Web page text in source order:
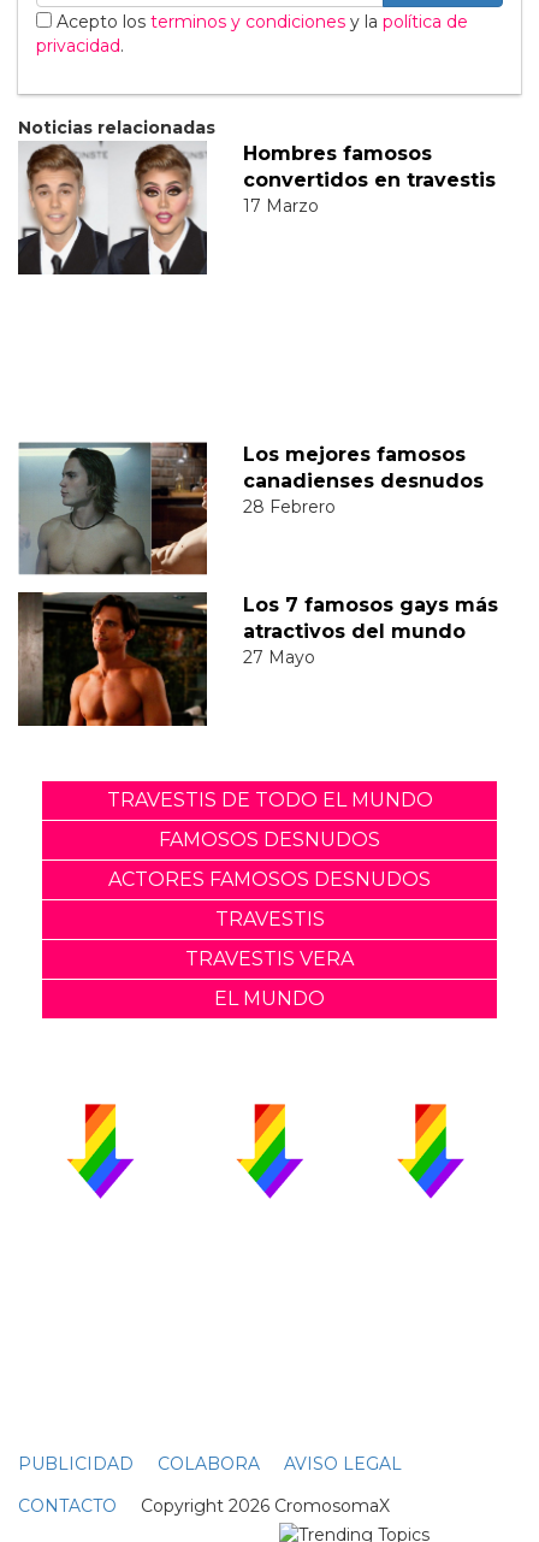
Acepto los terminos y condiciones y la política de
privacidad.
Noticias relacionadas
Hombres famosos
convertidos en travestis
17 Marzo
Los mejores famosos
canadienses desnudos
28 Febrero
Los 7 famosos gays más
atractivos del mundo
27 Mayo
TRAVESTIS DE TODO EL MUNDO
FAMOSOS DESNUDOS
ACTORES FAMOSOS DESNUDOS
TRAVESTIS
TRAVESTIS VERA
EL MUNDO
PUBLICIDAD COLABORA
AVISO LEGAL
CONTACTO Copyright 2026 CromosomaX